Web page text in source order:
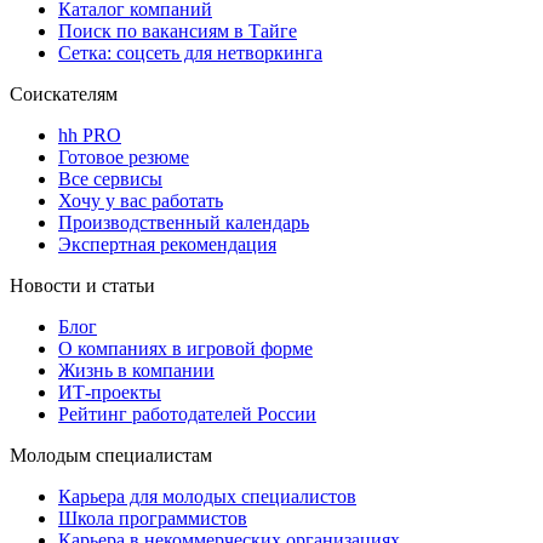
Каталог компаний
Поиск по вакансиям в Тайге
Сетка: соцсеть для нетворкинга
Соискателям
hh PRO
Готовое резюме
Все сервисы
Хочу у вас работать
Производственный календарь
Экспертная рекомендация
Новости и статьи
Блог
О компаниях в игровой форме
Жизнь в компании
ИТ-проекты
Рейтинг работодателей России
Молодым специалистам
Карьера для молодых специалистов
Школа программистов